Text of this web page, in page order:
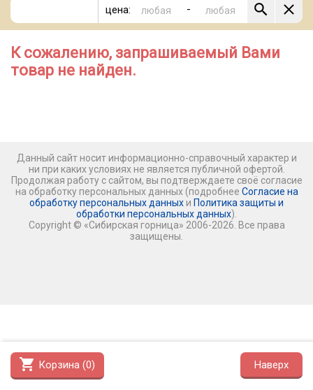
цена: -
shopping_cart Корзина (0) Наверх
К сожалению, запрашиваемый Вами
товар не найден.
Данный сайт носит информационно-справочный характер и
ни при каких условиях не является публичной офертой.
Продолжая работу с сайтом, вы подтверждаете своё согласие
на обработку персональных данных (подробнее Согласие на
обработку персональных данных и Политика защиты и
обработки персональных данных).
Copyright © «Сибирская горница» 2006-2026. Все права
защищены.